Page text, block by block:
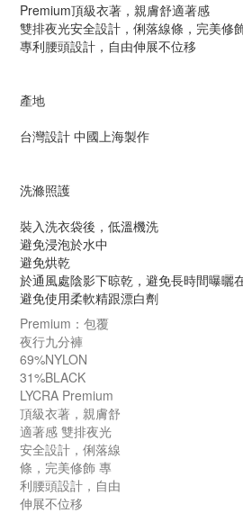
Premium頂級衣著，親膚舒適著感
雙排夜光安全設計，俐落線條，完美修
專利腰頭設計，自由伸展不位移
產地
台灣設計 中國上海製作
洗滌照護
裝入洗衣袋後，低溫機洗
避免浸泡於水中
避免烘乾
於通風處陰影下晾乾，避免長時間曝曬
避免使用柔軟精跟漂白劑
Premium：包覆
夜行九分褲
69%NYLON
31%BLACK
LYCRA Premium
頂級衣著，親膚舒
適著感 雙排夜光
安全設計，俐落線
條，完美修飾 專
利腰頭設計，自由
伸展不位移